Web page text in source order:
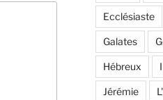
Ecclésiaste
Galates
Hébreux
Jérémie